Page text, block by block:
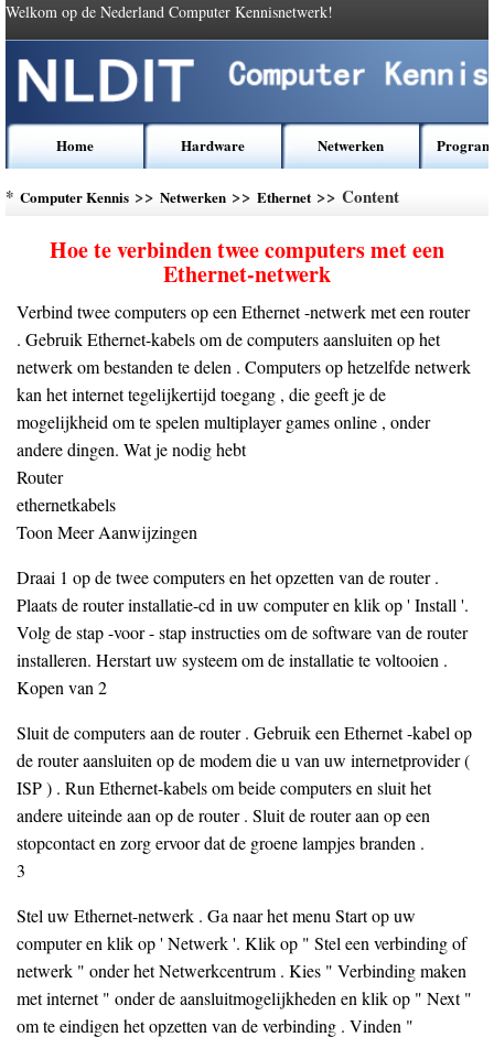
Welkom op de Nederland Computer Kennisnetwerk!
Home Hardware Netwerken
* Computer Kennis >> Netwerken >> Ethernet>> Content
Hoe te verbinden twee computers met een
Ethernet-netwerk
Verbind twee computers op een Ethernet -netwerk met een router
. Gebruik Ethernet-kabels om de computers aansluiten op het
netwerk om bestanden te delen . Computers op hetzelfde netwerk
kan het internet tegelijkertijd toegang , die geeft je de
mogelijkheid om te spelen multiplayer games online , onder
andere dingen. Wat je nodig hebt
Router
ethernetkabels
Toon Meer Aanwijzingen
Draai 1 op de twee computers en het opzetten van de router .
Plaats de router installatie-cd in uw computer en klik op ' Install '.
Volg de stap -voor - stap instructies om de software van de router
installeren. Herstart uw systeem om de installatie te voltooien .
Kopen van 2
Sluit de computers aan de router . Gebruik een Ethernet -kabel op
de router aansluiten op de modem die u van uw internetprovider (
ISP ) . Run Ethernet-kabels om beide computers en sluit het
andere uiteinde aan op de router . Sluit de router aan op een
stopcontact en zorg ervoor dat de groene lampjes branden .
3
Stel uw Ethernet-netwerk . Ga naar het menu Start op uw
computer en klik op ' Netwerk '. Klik op " Stel een verbinding of
netwerk " onder het Netwerkcentrum . Kies " Verbinding maken
met internet " onder de aansluitmogelijkheden en klik op " Next "
om te eindigen het opzetten van de verbinding . Vinden "